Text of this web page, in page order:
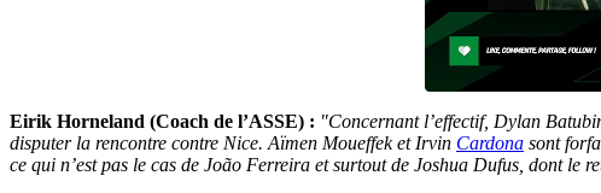
Eirik Horneland (Coach de l’ASSE) : "Concernant l’effectif, Dylan
disputer la rencontre contre Nice. Aïmen Moueffek et Irvin Cardona sont
ce qui n’est pas le cas de João Ferreira et surtout de Joshua Dufus, dont le